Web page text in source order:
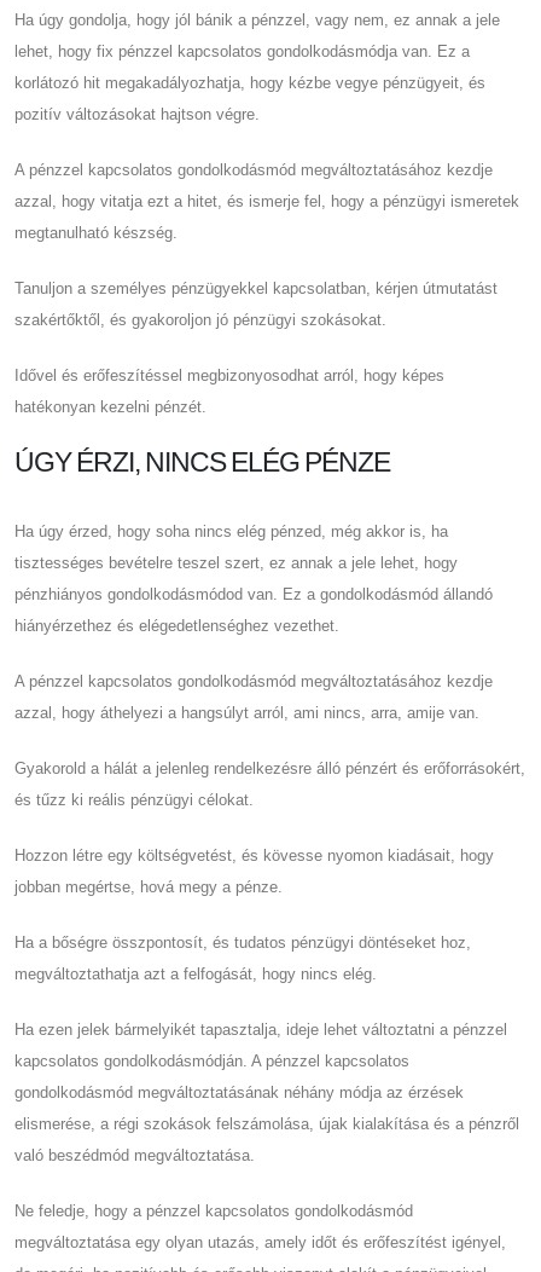
Ha úgy gondolja, hogy jól bánik a pénzzel, vagy nem, ez annak a jele
lehet, hogy fix pénzzel kapcsolatos gondolkodásmódja van. Ez a
korlátozó hit megakadályozhatja, hogy kézbe vegye pénzügyeit, és
pozitív változásokat hajtson végre.
A pénzzel kapcsolatos gondolkodásmód megváltoztatásához kezdje
azzal, hogy vitatja ezt a hitet, és ismerje fel, hogy a pénzügyi ismeretek
megtanulható készség.
Tanuljon a személyes pénzügyekkel kapcsolatban, kérjen útmutatást
szakértőktől, és gyakoroljon jó pénzügyi szokásokat.
Idővel és erőfeszítéssel megbizonyosodhat arról, hogy képes
hatékonyan kezelni pénzét.
ÚGY ÉRZI, NINCS ELÉG PÉNZE
Ha úgy érzed, hogy soha nincs elég pénzed, még akkor is, ha
tisztességes bevételre teszel szert, ez annak a jele lehet, hogy
pénzhiányos gondolkodásmódod van. Ez a gondolkodásmód állandó
hiányérzethez és elégedetlenséghez vezethet.
A pénzzel kapcsolatos gondolkodásmód megváltoztatásához kezdje
azzal, hogy áthelyezi a hangsúlyt arról, ami nincs, arra, amije van.
Gyakorold a hálát a jelenleg rendelkezésre álló pénzért és erőforrásokért,
és tűzz ki reális pénzügyi célokat.
Hozzon létre egy költségvetést, és kövesse nyomon kiadásait, hogy
jobban megértse, hová megy a pénze.
Ha a bőségre összpontosít, és tudatos pénzügyi döntéseket hoz,
megváltoztathatja azt a felfogását, hogy nincs elég.
Ha ezen jelek bármelyikét tapasztalja, ideje lehet változtatni a pénzzel
kapcsolatos gondolkodásmódján. A pénzzel kapcsolatos
gondolkodásmód megváltoztatásának néhány módja az érzések
elismerése, a régi szokások felszámolása, újak kialakítása és a pénzről
való beszédmód megváltoztatása.
Ne feledje, hogy a pénzzel kapcsolatos gondolkodásmód
megváltoztatása egy olyan utazás, amely időt és erőfeszítést igényel,